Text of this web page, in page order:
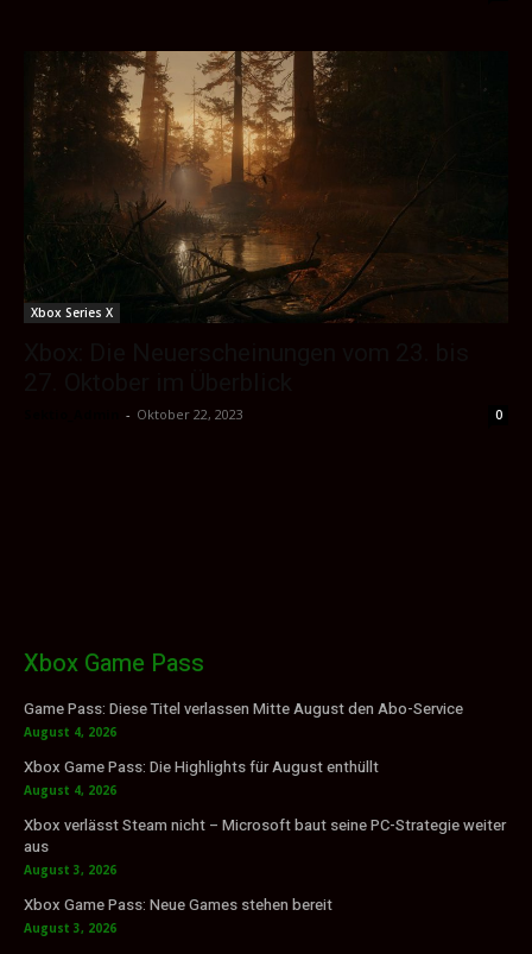
Xbox Series X
- Oktober 22, 2023 0
Xbox Game Pass
Game Pass: Diese Titel verlassen Mitte August den Abo-Service
August 4, 2026
Xbox Game Pass: Die Highlights für August enthüllt
August 4, 2026
Xbox verlässt Steam nicht – Microsoft baut seine PC-Strategie weiter
aus
August 3, 2026
Xbox Game Pass: Neue Games stehen bereit
August 3, 2026